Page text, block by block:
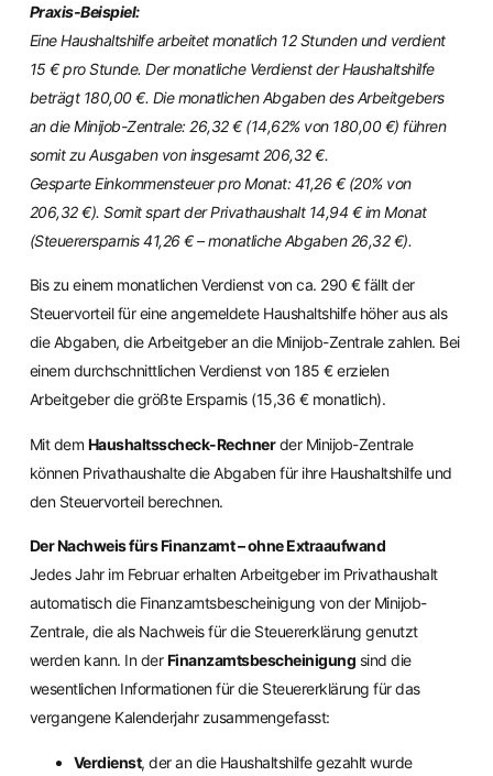
Praxis-Beispiel:
Eine Haushaltshilfe arbeitet monatlich 12 Stunden und verdient
15 € pro Stunde. Der monatliche Verdienst der Haushaltshilfe
beträgt 180,00 €. Die monatlichen Abgaben des Arbeitgebers
an die Minijob-Zentrale: 26,32 € (14,62% von 180,00 €) führen
somit zu Ausgaben von insgesamt 206,32 €.
Gesparte Einkommensteuer pro Monat: 41,26 € (20% von
206,32 €). Somit spart der Privathaushalt 14,94 € im Monat
(Steuerersparnis 41,26 € – monatliche Abgaben 26,32 €).
Bis zu einem monatlichen Verdienst von ca. 290 € fällt der
Steuervorteil für eine angemeldete Haushaltshilfe höher aus als
die Abgaben, die Arbeitgeber an die Minijob-Zentrale zahlen. Bei
einem durchschnittlichen Verdienst von 185 € erzielen
Arbeitgeber die größte Ersparnis (15,36 € monatlich).
Mit dem Haushaltsscheck-Rechnerder Minijob-Zentrale
können Privathaushalte die Abgaben für ihre Haushaltshilfe und
den Steuervorteil berechnen.
Der Nachweis fürs Finanzamt – ohne Extraaufwand
Jedes Jahr im Februar erhalten Arbeitgeber im Privathaushalt
automatisch die Finanzamtsbescheinigung von der Minijob-
Zentrale, die als Nachweis für die Steuererklärung genutzt
werden kann. In derFinanzamtsbescheinigung sind die
wesentlichen Informationen für die Steuererklärung für das
vergangene Kalenderjahr zusammengefasst:
Verdienst, der an die Haushaltshilfe gezahlt wurde